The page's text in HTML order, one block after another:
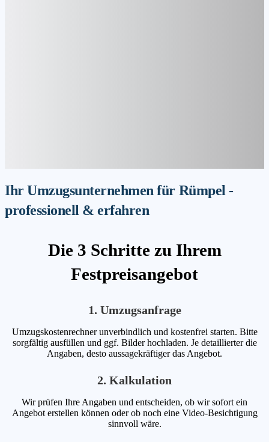
Ihr Umzugsunternehmen für Rümpel -
professionell & erfahren
Die 3 Schritte zu Ihrem
Festpreisangebot
1. Umzugsanfrage
Umzugskostenrechner unverbindlich und kostenfrei starten. Bitte
sorgfältig ausfüllen und ggf. Bilder hochladen. Je detaillierter die
Angaben, desto aussagekräftiger das Angebot.
2. Kalkulation
Wir prüfen Ihre Angaben und entscheiden, ob wir sofort ein
Angebot erstellen können oder ob noch eine Video-Besichtigung
sinnvoll wäre.